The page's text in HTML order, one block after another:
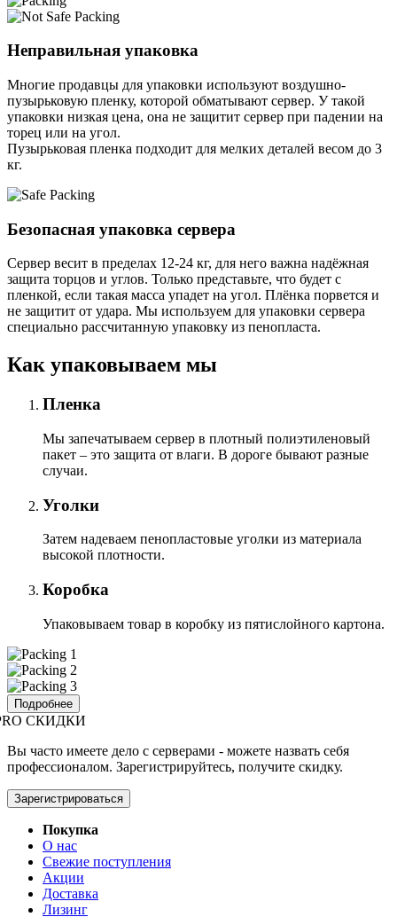
Неправильная упаковка
Многие продавцы для упаковки используют воздушно-
пузырьковую пленку, которой обматывают сервер. У такой
упаковки низкая цена, она не защитит сервер при падении на
торец или на угол.
Пузырьковая пленка подходит для мелких деталей весом до 3
кг.
Безопасная упаковка сервера
Сервер весит в пределах 12-24 кг, для него важна надёжная
защита торцов и углов. Только представьте, что будет с
пленкой, если такая масса упадет на угол. Плёнка порвется и
не защитит от удара. Мы используем для упаковки сервера
специально расcчитанную упаковку из пенопласта.
Как упаковываем мы
Пленка
Мы запечатываем сервер в плотный полиэтиленовый
пакет – это защита от влаги. В дороге бывают разные
случаи.
Уголки
Затем надеваем пенопластовые уголки из материала
высокой плотности.
Коробка
Упаковываем товар в коробку из пятислойного картона.
Подробнее
СКИДКИ
Вы часто имеете дело с серверами - можете назвать себя
профессионалом. Зарегистрируйтесь, получите скидку.
Зарегистрироваться
Покупка
О нас
Свежие поступления
Акции
Доставка
Лизинг